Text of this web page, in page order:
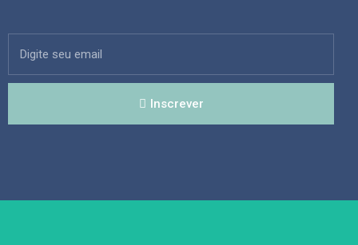
Inscrever